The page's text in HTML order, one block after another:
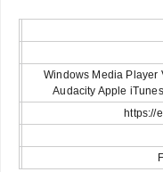
Windows Media Player
Audacity Apple
https://